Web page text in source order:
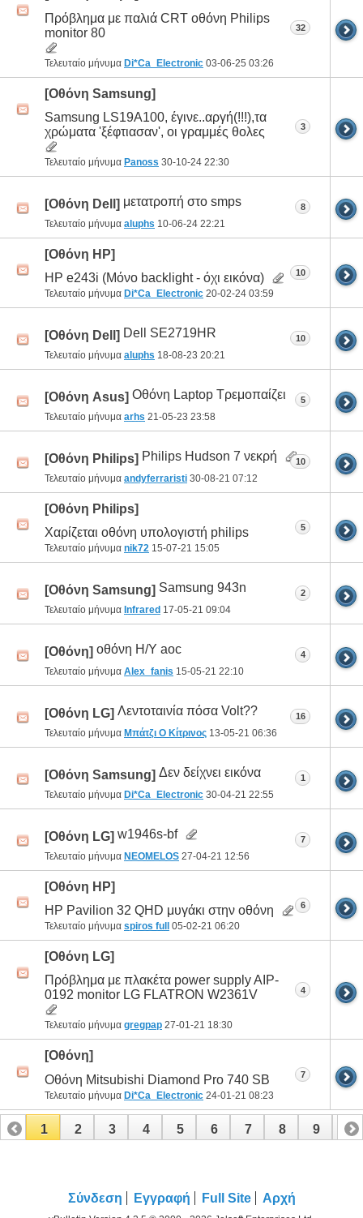
Πρόβλημα με παλιά CRT οθόνη Philips
monitor 80
Τελευταίο μήνυμα Di*Ca_Electronic 03-06-25 03:26
32
[Οθόνη Samsung]
Samsung LS19A100, έγινε..αργή(!!!),τα
χρώματα 'ξέφτιασαν', οι γραμμές θολες
Τελευταίο μήνυμα Panoss 30-10-24 22:30
3
[Οθόνη Dell] μετατροπή στο smps
Τελευταίο μήνυμα aluphs 10-06-24 22:21
8
[Οθόνη HP]
HP e243i (Μόνο backlight - όχι εικόνα)
Τελευταίο μήνυμα Di*Ca_Electronic 20-02-24 03:59
10
[Οθόνη Dell] Dell SE2719HR
Τελευταίο μήνυμα aluphs 18-08-23 20:21
10
[Οθόνη Asus] Οθόνη Laptop Τρεμοπαίζει
Τελευταίο μήνυμα arhs 21-05-23 23:58
5
[Οθόνη Philips] Philips Hudson 7 νεκρή
Τελευταίο μήνυμα andyferraristi 30-08-21 07:12
10
[Οθόνη Philips]
Χαρίζεται οθόνη υπολογιστή philips
Τελευταίο μήνυμα nik72 15-07-21 15:05
5
[Οθόνη Samsung] Samsung 943n
Τελευταίο μήνυμα Infrared 17-05-21 09:04
2
[Οθόνη] οθόνη Η/Υ aoc
Τελευταίο μήνυμα Alex_fanis 15-05-21 22:10
4
[Οθόνη LG] Λεντοταινία πόσα Volt??
Τελευταίο μήνυμα Μπάτζι Ο Κίτρινος 13-05-21 06:36
16
[Οθόνη Samsung] Δεν δείχνει εικόνα
Τελευταίο μήνυμα Di*Ca_Electronic 30-04-21 22:55
1
[Οθόνη LG] w1946s-bf
Τελευταίο μήνυμα NEOMELOS 27-04-21 12:56
7
[Οθόνη HP]
HP Pavilion 32 QHD μυγάκι στην οθόνη
Τελευταίο μήνυμα spiros full 05-02-21 06:20
6
[Οθόνη LG]
Πρόβλημα με πλακέτα power supply AIP-
0192 monitor LG FLATRON W2361V
Τελευταίο μήνυμα gregpap 27-01-21 18:30
4
[Οθόνη]
Οθόνη Mitsubishi Diamond Pro 740 SB
Τελευταίο μήνυμα Di*Ca_Electronic 24-01-21 08:23
7
1 2 3 4 5 6 7 8 9 10
Σύνδεση Εγγραφή Full Site Αρχή